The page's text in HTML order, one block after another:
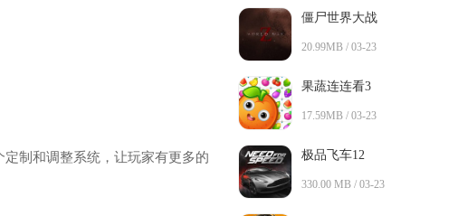
制和调整系统，让玩家有更多的
僵尸世界大战
20.99MB / 03-23
果蔬连连看3
17.59MB / 03-23
极品飞车12
330.00 MB / 03-23